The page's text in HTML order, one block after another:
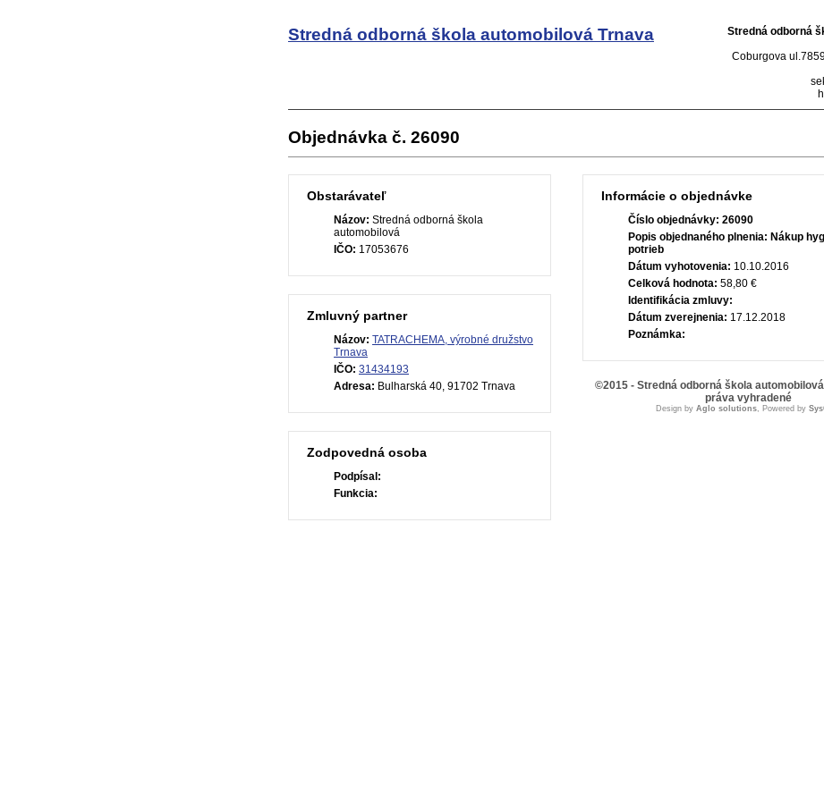
Stredná odborná škola automobilová Trnava
Stredná odborná
Coburgova
Objednávka č. 26090
Obstarávateľ
Názov: Stredná odborná škola
automobilová
IČO: 17053676
Zmluvný partner
Názov: TATRACHEMA, výrobné družstvo
Trnava
IČO: 31434193
Adresa: Bulharská 40, 91702 Trnava
Zodpovedná osoba
Podpísal:
Funkcia:
Informácie o objednávke
Číslo objednávky: 26090
Popis objednaného plnenia: Nákup
potrieb
Dátum vyhotovenia: 10.10.2016
Celková hodnota: 58,80 €
Identifikácia zmluvy:
Dátum zverejnenia: 17.12.2018
Poznámka:
©2015 - Stredná odborná škola
práva vyhradené
Design by Aglo solutions, Powered by